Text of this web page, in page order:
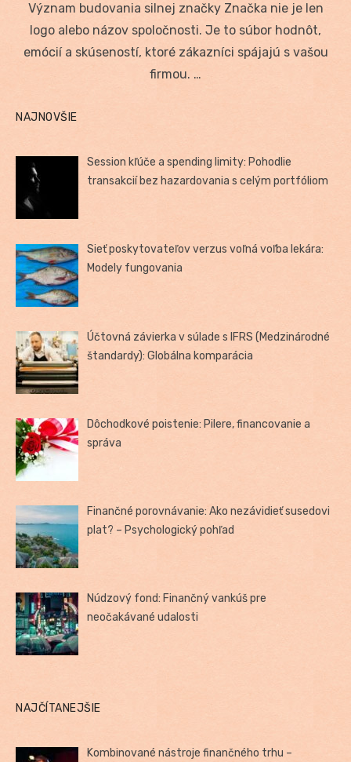
Význam budovania silnej značky Značka nie je len
logo alebo názov spoločnosti. Je to súbor hodnôt,
emócií a skúseností, ktoré zákazníci spájajú s vašou
firmou. …
NAJNOVŠIE
Session kľúče a spending limity: Pohodlie
transakcií bez hazardovania s celým portfóliom
Sieť poskytovateľov verzus voľná voľba lekára:
Modely fungovania
Účtovná závierka v súlade s IFRS (Medzinárodné
štandardy): Globálna komparácia
Dôchodkové poistenie: Pilere, financovanie a
správa
Finančné porovnávanie: Ako nezávidieť susedovi
plat? – Psychologický pohľad
Núdzový fond: Finančný vankúš pre
neočakávané udalosti
NAJČÍTANEJŠIE
Kombinované nástroje finančného trhu –